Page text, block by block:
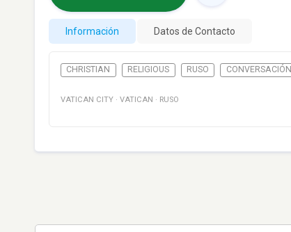
Información Datos de Contacto
CHRISTIAN RELIGIOUS RUSO CONVERSACIÓN
VATICAN CITY · VATICAN · RUSO